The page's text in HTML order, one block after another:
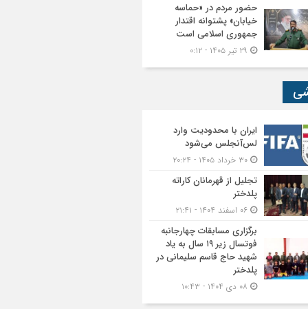
حضور مردم در «حماسه
خیابان» پشتوانه اقتدار
جمهوری اسلامی است
ایران با محدودیت وارد
لس‌آنجلس می‌شود
تجلیل از قهرمانان کاراته
پلدختر
برگزاری مسابقات چهارجانبه
فوتسال زیر ۱۹ سال به یاد
شهید حاج قاسم سلیمانی در
پلدختر